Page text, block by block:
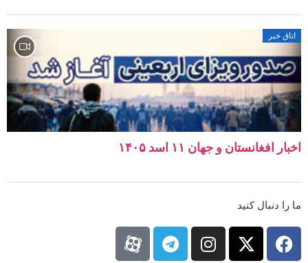
اتاق خبر
اخبار افغانستان و جهان ۱۱ اسد ۱۴۰۵
ما را دنبال کنید